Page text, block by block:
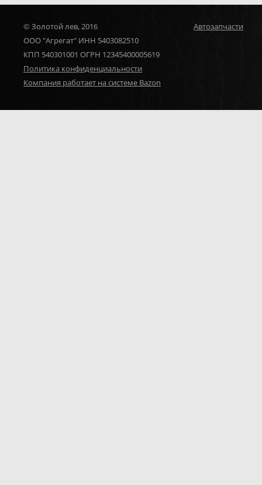
© Золотой лев, 2016
ООО "Агрегат" ИНН 5403082510
КПП 540301001 ОГРН 12345400005619
Политика конфиденциальности
Компания работает на системе Bazon
Автозапчасти